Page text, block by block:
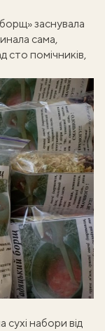
заснувала
сама,
сто помічників,
сухі набори від